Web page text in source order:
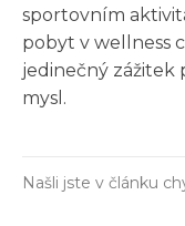
sportovním
pobyt v wellness
jedinečný zážitek
mysl.
Našli jste v článku